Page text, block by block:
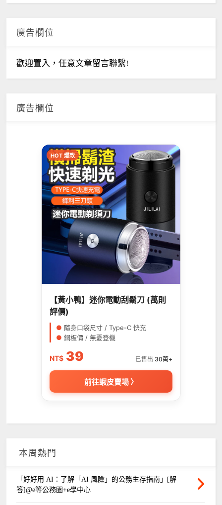
廣告欄位
歡迎置入，任意文章留言聯繫!
廣告欄位
HOT 爆款
【黃小鴨】迷你電動刮鬍刀 (萬則
評價)
● 隨身口袋尺寸 / Type-C 快充
● 銅板價 / 無憂登機
NT$ 39 已售出 30萬+
前往蝦皮賣場 〉
本周熱門
「好好用 AI：了解「AI 風險」的公務生存指南」[解
答]@e等公務園+e學中心